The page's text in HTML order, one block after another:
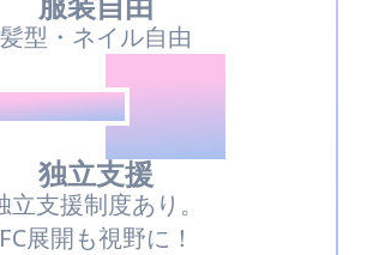
髪型・ネイル自由
POINT05
独立支援
立支援制度あり。
FC展開も視野に！